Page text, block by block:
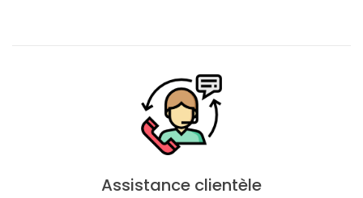
Assistance clientèle